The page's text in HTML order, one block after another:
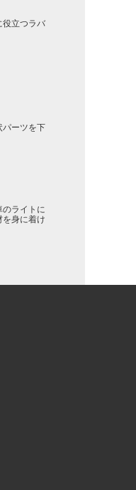
役立つラバ
パーツを下
ライトに
を身に着け